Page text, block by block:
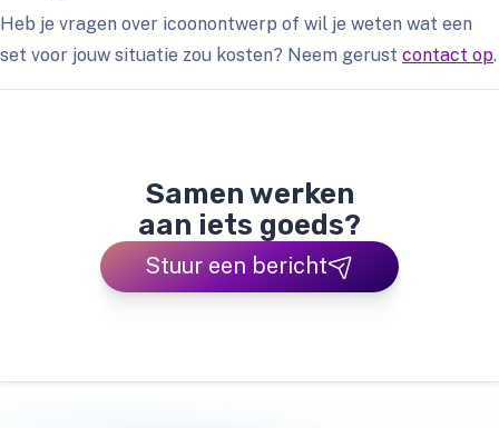
Heb je vragen over icoonontwerp of wil je weten wat een
set voor jouw situatie zou kosten? Neem gerust contact op.
Samen werken
aan iets goeds?
Stuur een bericht